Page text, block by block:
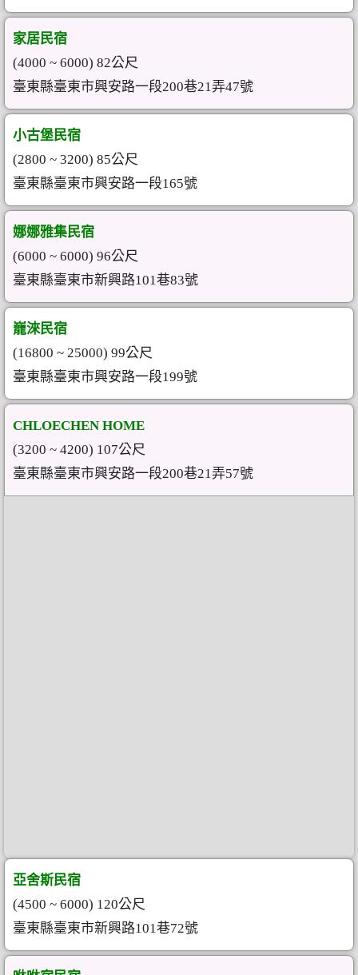
家居民宿
(4000 ~ 6000) 82公尺
臺東縣臺東市興安路一段200巷21弄47號
小古堡民宿
(2800 ~ 3200) 85公尺
臺東縣臺東市興安路一段165號
娜娜雅集民宿
(6000 ~ 6000) 96公尺
臺東縣臺東市新興路101巷83號
巃淶民宿
(16800 ~ 25000) 99公尺
臺東縣臺東市興安路一段199號
CHLOECHEN HOME
(3200 ~ 4200) 107公尺
臺東縣臺東市興安路一段200巷21弄57號
亞舍斯民宿
(4500 ~ 6000) 120公尺
臺東縣臺東市新興路101巷72號